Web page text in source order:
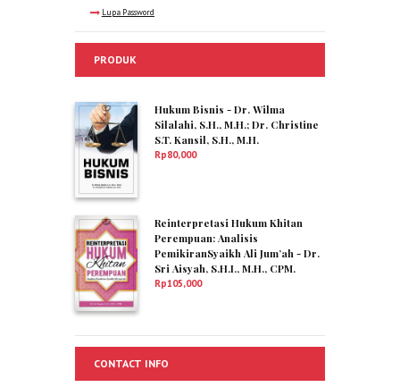
Lupa Password
PRODUK
Hukum Bisnis - Dr. Wilma
Silalahi, S.H., M.H.; Dr. Christine
S.T. Kansil, S.H., M.H.
Rp80,000
Reinterpretasi Hukum Khitan
Perempuan: Analisis
PemikiranSyaikh Ali Jum’ah - Dr.
Sri Aisyah, S.H.I., M.H., CPM.
Rp105,000
CONTACT INFO